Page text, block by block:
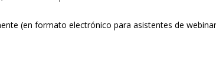
(en formato electrónico para asistentes de